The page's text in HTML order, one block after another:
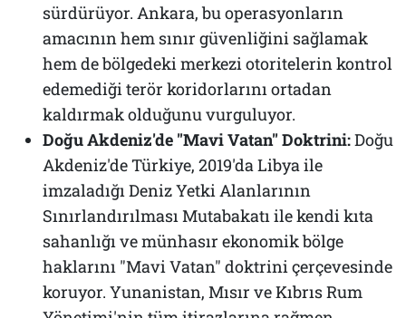
sürdürüyor. Ankara, bu operasyonların
amacının hem sınır güvenliğini sağlamak
hem de bölgedeki merkezi otoritelerin kontrol
edemediği terör koridorlarını ortadan
kaldırmak olduğunu vurguluyor.
Doğu Akdeniz'de "Mavi Vatan" Doktrini:Doğu
Akdeniz'de Türkiye, 2019'da Libya ile
imzaladığı Deniz Yetki Alanlarının
Sınırlandırılması Mutabakatı ile kendi kıta
sahanlığı ve münhasır ekonomik bölge
haklarını "Mavi Vatan" doktrini çerçevesinde
koruyor. Yunanistan, Mısır ve Kıbrıs Rum